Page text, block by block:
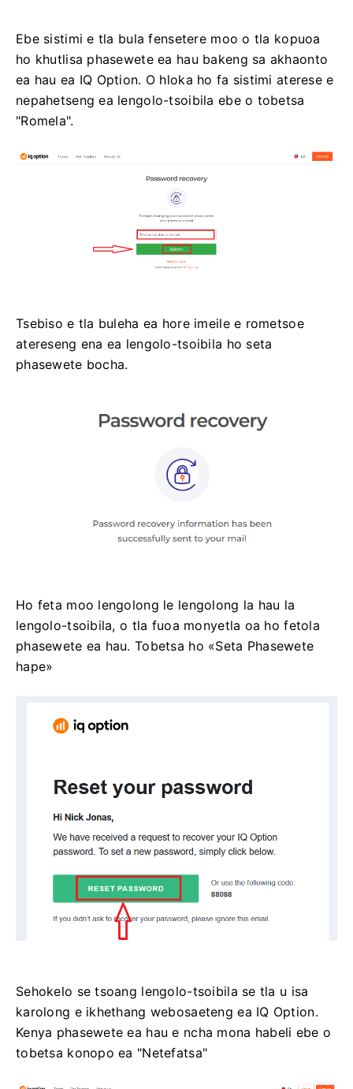
Ebe sistimi e tla bula fensetere moo o tla kopuoa
ho khutlisa phasewete ea hau bakeng sa akhaonto
ea hau ea IQ Option. O hloka ho fa sistimi aterese e
nepahetseng ea lengolo-tsoibila ebe o tobetsa
"Romela".
Tsebiso e tla buleha ea hore imeile e rometsoe
atereseng ena ea lengolo-tsoibila ho seta
phasewete bocha.
Ho feta moo lengolong le lengolong la hau la
lengolo-tsoibila, o tla fuoa monyetla oa ho fetola
phasewete ea hau. Tobetsa ho «Seta Phasewete
hape»
Sehokelo se tsoang lengolo-tsoibila se tla u isa
karolong e ikhethang webosaeteng ea IQ Option.
Kenya phasewete ea hau e ncha mona habeli ebe o
tobetsa konopo ea "Netefatsa"